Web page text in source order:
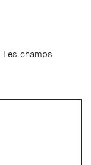
Les champs